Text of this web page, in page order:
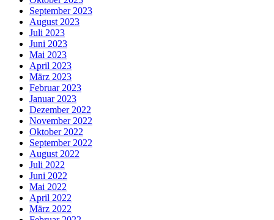
September 2023
August 2023
Juli 2023
Juni 2023
Mai 2023
April 2023
März 2023
Februar 2023
Januar 2023
Dezember 2022
November 2022
Oktober 2022
September 2022
August 2022
Juli 2022
Juni 2022
Mai 2022
April 2022
März 2022